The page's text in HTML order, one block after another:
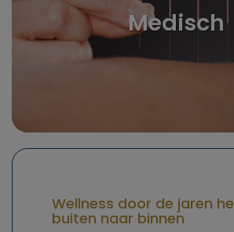
Medisch
Wellness door de jaren
buiten naar binnen